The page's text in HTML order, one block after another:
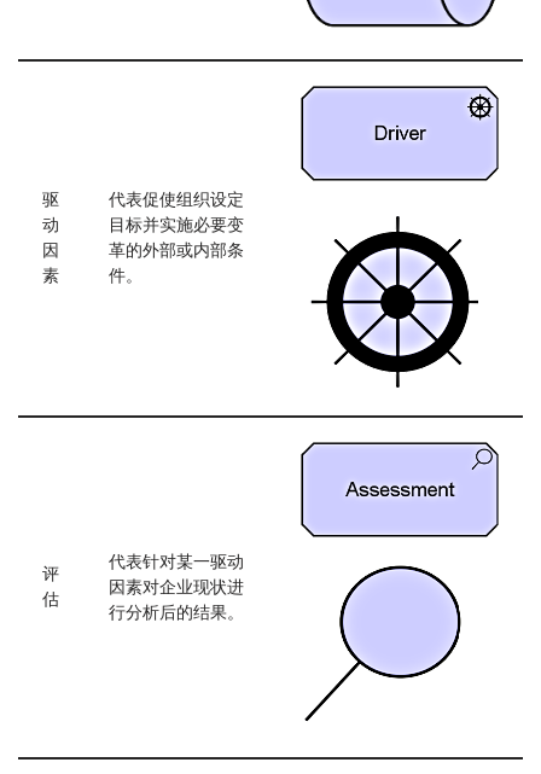
驱
动
因
素
代表促使组织设定
目标并实施必要变
革的外部或内部条
件。
评
估
代表针对某一驱动
因素对企业现状进
行分析后的结果。